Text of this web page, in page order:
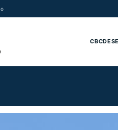
CBCDE